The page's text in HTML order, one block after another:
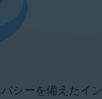
シーを備えたイ